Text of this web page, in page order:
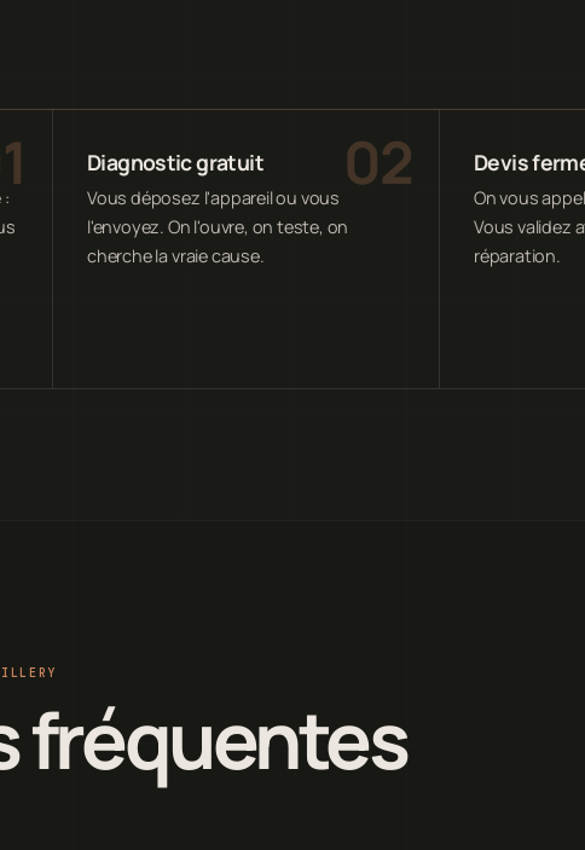
:
Diagnostic gratuit
Vous déposez l'appareil ou vous
l'envoyez. On l'ouvre, on teste, on
cherche la vraie cause.
Devis
On vous
Vous validez
réparation.
fréquentes